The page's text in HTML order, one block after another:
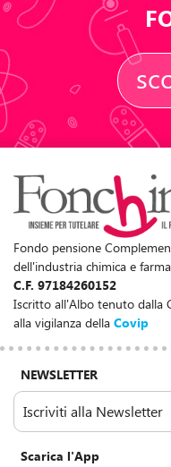
Fondo pensione
dell'industria chimica e
C.F. 97184260152
Iscritto all'Albo tenuto dalla
alla vigilanza della Covip
NEWSLETTER
Iscriviti alla Newsletter
Scarica l'App